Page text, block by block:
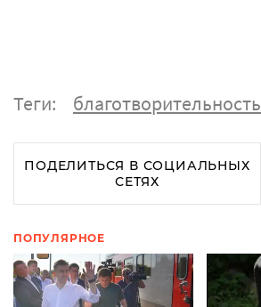
Теги: благотворительность
ПОДЕЛИТЬСЯ В СОЦИАЛЬНЫХ
СЕТЯХ
ПОПУЛЯРНОЕ